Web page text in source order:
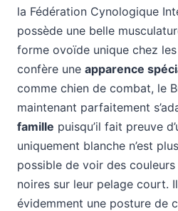
la Fédération Cynologique
possède une belle
forme ovoïde unique chez
confère une apparence
comme chien de combat, le
maintenant parfaitement
famille puisqu’il fait preuve
uniquement blanche n’est
possible de voir des
noires sur leur pelage court.
évidemment une posture de